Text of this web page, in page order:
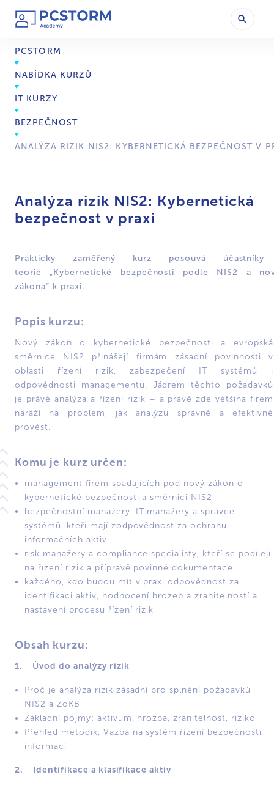
PCSTORM
NABÍDKA KURZŮ
IT KURZY
BEZPEČNOST
ANALÝZA RIZIK NIS2: KYBERNETICKÁ BEZPEČNOST V
Analýza rizik NIS2: Kybernetická
bezpečnost v praxi
Prakticky zaměřený kurz posouvá
teorie „Kybernetické bezpečnosti podle NIS2 a
zákona“ k praxi.
Popis kurzu:
Nový zákon o kybernetické bezpečnosti a evropská
směrnice NIS2 přinášejí firmám zásadní povinnosti v
oblasti řízení rizik, zabezpečení IT systémů i
odpovědnosti managementu. Jádrem těchto požadavků
je právě analýza a řízení rizik – a právě zde většina firem
naráží na problém, jak analýzu správně a efektivně
provést.
Komu je kurz určen:
management firem spadajících pod nový zákon o
kybernetické bezpečnosti a směrnici NIS2
bezpečnostní manažery, IT manažery a správce
systémů, kteří mají zodpovědnost za ochranu
informačních aktiv
risk manažery a compliance specialisty, kteří se podílejí
na řízení rizik a přípravě povinné dokumentace
každého, kdo budou mít v praxi odpovědnost za
identifikaci aktiv, hodnocení hrozeb a zranitelností a
nastavení procesu řízení rizik
Obsah kurzu:
1. Úvod do analýzy rizik
Proč je analýza rizik zásadní pro splnění požadavků
NIS2 a ZoKB
Základní pojmy: aktivum, hrozba, zranitelnost, riziko
Přehled metodik, Vazba na systém řízení bezpečnosti
informací
2. Identifikace a klasifikace aktiv